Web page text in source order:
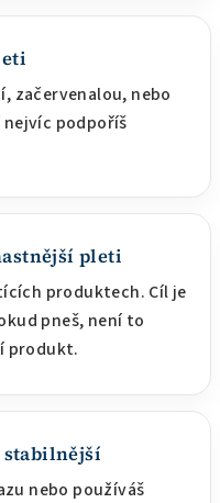
začervenalou, nebo
podpoříš
pleti
produktech. Cíl je
pneš, není to
produkt.
stabilnější
nebo používáš